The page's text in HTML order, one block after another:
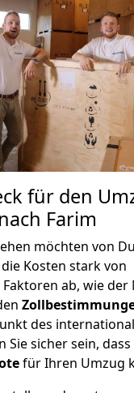
für den
Farim
möchten von
Kosten stark von
ab, wie der
des
Sie sicher sein,
für Ihren Umzug